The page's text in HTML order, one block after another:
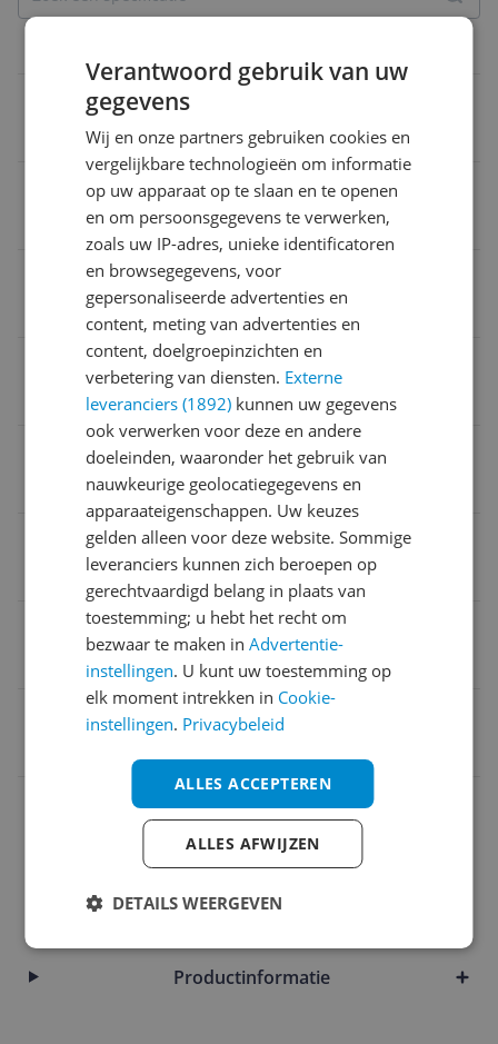
Materiaal behuizing
Roestvrijstaal
Hoogte
Met deksel
Soort rooster
Rooster
Geschikt voor aantal personen
Warmtebron
Kaphout
Algemene kenmerken
Productinformatie
Verantwoord gebruik van uw
gegevens
Wij en onze partners gebruiken cookies en
vergelijkbare technologieën om informatie
op uw apparaat op te slaan en te openen
en om persoonsgegevens te verwerken,
zoals uw IP-adres, unieke identificatoren
en browsegegevens, voor
gepersonaliseerde advertenties en
content, meting van advertenties en
content, doelgroepinzichten en
verbetering van diensten. Externe
leveranciers (1892) kunnen uw gegevens
ook verwerken voor deze en andere
doeleinden, waaronder het gebruik van
nauwkeurige geolocatiegegevens en
apparaateigenschappen. Uw keuzes
gelden alleen voor deze website. Sommige
leveranciers kunnen zich beroepen op
gerechtvaardigd belang in plaats van
toestemming; u hebt het recht om
bezwaar te maken inAdvertentie-
instellingen. U kunt uw toestemming op
elk moment intrekken in Cookie-
instellingen. Privacybeleid
ALLES ACCEPTEREN
ALLES AFWIJZEN
DETAILS WEERGEVEN